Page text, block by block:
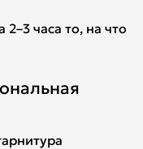
часа то, на что